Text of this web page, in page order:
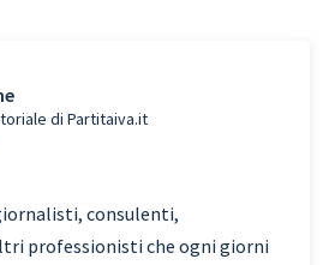
di Partitaiva.it
consulenti,
professionisti che ogni giorni